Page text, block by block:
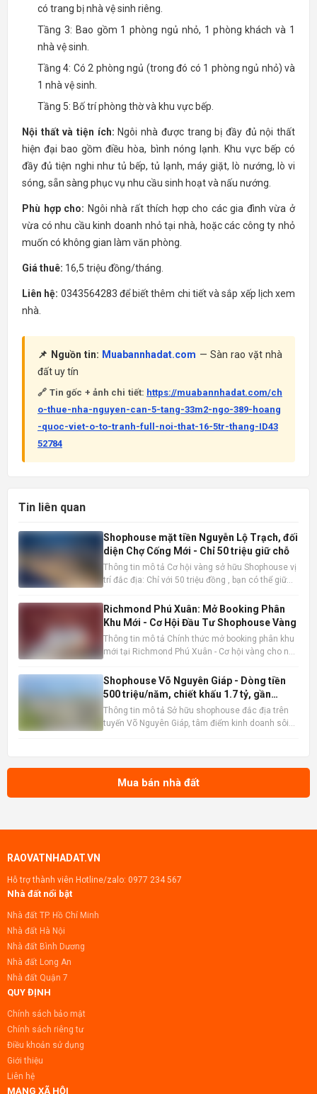
có trang bị nhà vệ sinh riêng.
Tầng 3: Bao gồm 1 phòng ngủ nhỏ, 1 phòng khách và 1
nhà vệ sinh.
Tầng 4: Có 2 phòng ngủ (trong đó có 1 phòng ngủ nhỏ) và
1 nhà vệ sinh.
Tầng 5: Bố trí phòng thờ và khu vực bếp.
Nội thất và tiện ích: Ngôi nhà được trang bị đầy đủ nội thất
hiện đại bao gồm điều hòa, bình nóng lạnh. Khu vực bếp có
đầy đủ tiện nghi như tủ bếp, tủ lạnh, máy giặt, lò nướng, lò vi
sóng, sẵn sàng phục vụ nhu cầu sinh hoạt và nấu nướng.
Phù hợp cho: Ngôi nhà rất thích hợp cho các gia đình vừa ở
vừa có nhu cầu kinh doanh nhỏ tại nhà, hoặc các công ty nhỏ
muốn có không gian làm văn phòng.
Giá thuê: 16,5 triệu đồng/tháng.
Liên hệ: 0343564283 để biết thêm chi tiết và sắp xếp lịch xem
nhà.
📌 Nguồn tin: Muabannhadat.com — Sàn rao vặt nhà
đất uy tín
🔗 Tin gốc + ảnh chi tiết: https://muabannhadat.com/ch
o-thue-nha-nguyen-can-5-tang-33m2-ngo-389-hoang
-quoc-viet-o-to-tranh-full-noi-that-16-5tr-thang-ID43
52784
Tin liên quan
Shophouse mặt tiền Nguyễn Lộ Trạch, đối
diện Chợ Cống Mới - Chỉ 50 triệu giữ chỗ
Thông tin mô tả Cơ hội vàng sở hữu Shophouse vị
trí đắc địa: Chỉ với 50 triệu đồng , bạn có thể giữ
mặt tiền Nguyễn Lộ Trạch, đối diện Chợ Cống Mới
sầm uất. Đây là thời điểm vàng để đầu tư trước khi
Richmond Phú Xuân: Mở Booking Phân
Khu Mới - Cơ Hội Đầu Tư Shophouse Vàng
Thông tin mô tả Chính thức mở booking phân khu
mới tại Richmond Phú Xuân - Cơ hội vàng cho nhà
Richmond Phú Xuân đang nổi lên như một lựa
chọn đầu tư và kinh doanh hấp dẫn. Thông tin sản
phẩm nổi bật: Vị trí đắ
Shophouse Võ Nguyên Giáp - Dòng tiền
500 triệu/năm, chiết khấu 1.7 tỷ, gần
AEON Mall
Thông tin mô tả Sở hữu shophouse đắc địa trên
tuyến Võ Nguyên Giáp, tâm điểm kinh doanh sôi
Mua bán nhà đất
RAOVATNHADAT.VN
Hỗ trợ thành viên Hotline/zalo: 0977 234 567
Nhà đất nổi bật
Nhà đất TP. Hồ Chí Minh
Nhà đất Hà Nội
Nhà đất Bình Dương
Nhà đất Long An
Nhà đất Quận 7
QUY ĐỊNH
Chính sách bảo mật
Chính sách riêng tư
Điều khoản sử dụng
Giới thiệu
Liên hệ
MẠNG XÃ HỘI